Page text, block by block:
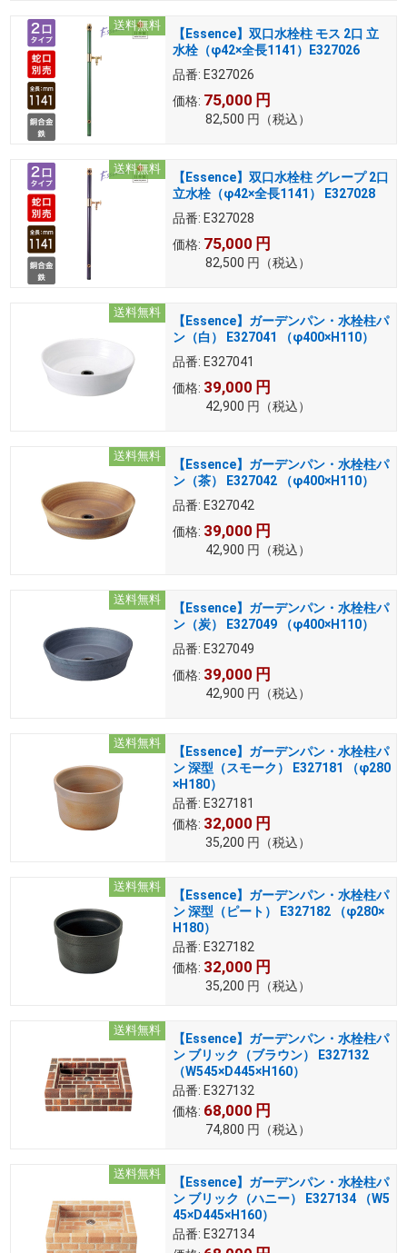
送料無料
【Essence】双口水栓柱 モス 2口 立
水栓（φ42×全長1141）E327026
品番: E327026
価格: 75,000 円
82,500 円 （税込）
送料無料
【Essence】双口水栓柱 グレープ 2口
立水栓（φ42×全長1141） E327028
品番: E327028
価格: 75,000 円
82,500 円 （税込）
送料無料
【Essence】ガーデンパン・水栓柱パ
ン（白） E327041 （φ400×H110）
品番: E327041
価格: 39,000 円
42,900 円 （税込）
送料無料
【Essence】ガーデンパン・水栓柱パ
ン（茶） E327042 （φ400×H110）
品番: E327042
価格: 39,000 円
42,900 円 （税込）
送料無料
【Essence】ガーデンパン・水栓柱パ
ン（炭） E327049 （φ400×H110）
品番: E327049
価格: 39,000 円
42,900 円 （税込）
送料無料
【Essence】ガーデンパン・水栓柱パ
ン 深型（スモーク） E327181 （φ280
×H180）
品番: E327181
価格: 32,000 円
35,200 円 （税込）
送料無料
【Essence】ガーデンパン・水栓柱パ
ン 深型（ピート） E327182 （φ280×
H180）
品番: E327182
価格: 32,000 円
35,200 円 （税込）
送料無料
【Essence】ガーデンパン・水栓柱パ
ン ブリック（ブラウン） E327132
（W545×D445×H160）
品番: E327132
価格: 68,000 円
74,800 円 （税込）
送料無料
【Essence】ガーデンパン・水栓柱パ
ン ブリック（ハニー） E327134 （W5
45×D445×H160）
品番: E327134